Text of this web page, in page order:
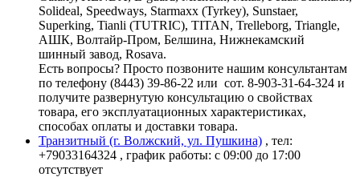
Solideal, Speedways, Starmaxx (Tyrkey), Sunstaer,
Superking, Tianli (TUTRIC), TITAN, Trelleborg, Triangle,
АШК, Волтайр-Пром, Белшина, Нижнекамский
шинный завод, Rosava.
Есть вопросы? Просто позвоните нашим консультантам
по телефону (8443) 39-86-22 или сот. 8-903-31-64-324 и
получите развернутую консультацию о свойствах
товара, его эксплуатационных характеристиках,
способах оплаты и доставки товара.
Транзитный (г. Волжский, ул. Пушкина) , тел:
+79033164324 , график работы: с 09:00 до 17:00
отсутствует